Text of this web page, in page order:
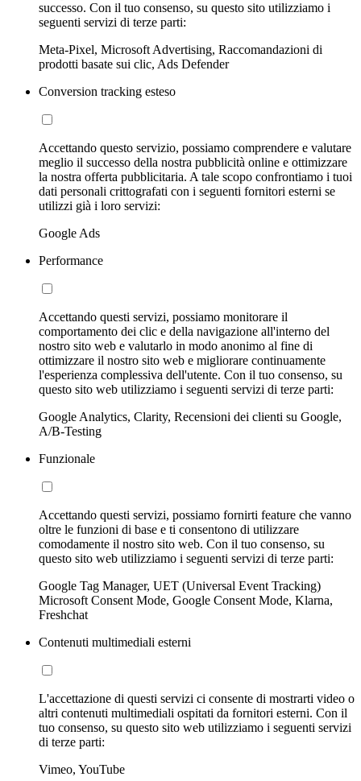
successo. Con il tuo consenso, su questo sito utilizziamo i
seguenti servizi di terze parti:
Meta-Pixel, Microsoft Advertising, Raccomandazioni di
prodotti basate sui clic, Ads Defender
Conversion tracking esteso
Accettando questo servizio, possiamo comprendere e valutare
meglio il successo della nostra pubblicità online e ottimizzare
la nostra offerta pubblicitaria. A tale scopo confrontiamo i tuoi
dati personali crittografati con i seguenti fornitori esterni se
utilizzi già i loro servizi:
Google Ads
Performance
Accettando questi servizi, possiamo monitorare il
comportamento dei clic e della navigazione all'interno del
nostro sito web e valutarlo in modo anonimo al fine di
ottimizzare il nostro sito web e migliorare continuamente
l'esperienza complessiva dell'utente. Con il tuo consenso, su
questo sito web utilizziamo i seguenti servizi di terze parti:
Google Analytics, Clarity, Recensioni dei clienti su Google,
A/B-Testing
Funzionale
Accettando questi servizi, possiamo fornirti feature che vanno
oltre le funzioni di base e ti consentono di utilizzare
comodamente il nostro sito web. Con il tuo consenso, su
questo sito web utilizziamo i seguenti servizi di terze parti:
Google Tag Manager, UET (Universal Event Tracking)
Microsoft Consent Mode, Google Consent Mode, Klarna,
Freshchat
Contenuti multimediali esterni
L'accettazione di questi servizi ci consente di mostrarti video o
altri contenuti multimediali ospitati da fornitori esterni. Con il
tuo consenso, su questo sito web utilizziamo i seguenti servizi
di terze parti:
Vimeo, YouTube